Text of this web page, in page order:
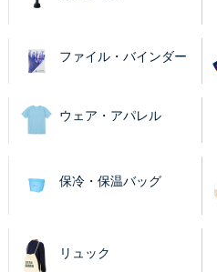
ファイル・バインダー
ウェア・アパレル
保冷・保温バッグ
リュック